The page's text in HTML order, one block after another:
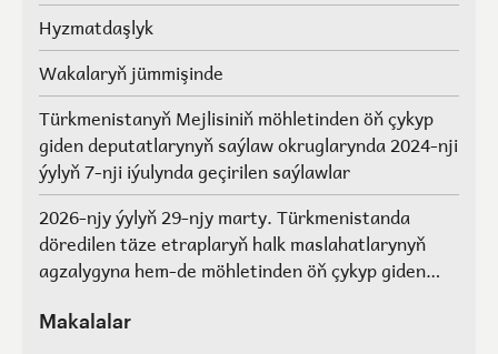
Hyzmatdaşlyk
Wakalaryň jümmişinde
Türkmenistanyň Mejlisiniň möhletinden öň çykyp
giden deputatlarynyň saýlaw okruglarynda 2024-nji
ýylyň 7-nji iýulynda geçirilen saýlawlar
2026-njy ýylyň 29-njy marty. Türkmenistanda
döredilen täze etraplaryň halk maslahatlarynyň
agzalygyna hem-de möhletinden öň çykyp giden
maslahatlarynyň we Geňeşleriň agzalarynyň ýerine
Makalalar